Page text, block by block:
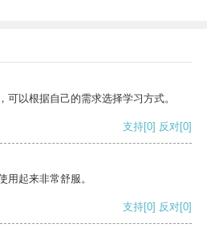
可以根据自己的需求选择学习方式。
支持[0] 反对[0]
用起来非常舒服。
支持[0] 反对[0]